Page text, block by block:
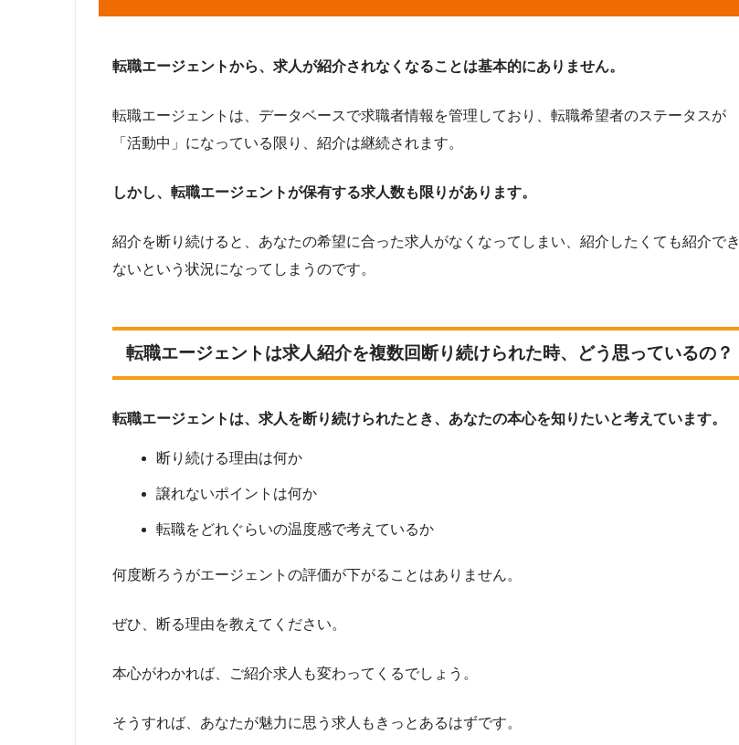
転職エージェントから、求人が紹介されなくなることは基本的にありません。
転職エージェントは、データベースで求職者情報を管理しており、転職希望者のステータスが
「活動中」になっている限り、紹介は継続されます。
しかし、転職エージェントが保有する求人数も限りがあります。
紹介を断り続けると、あなたの希望に合った求人がなくなってしまい、紹介したくても紹介でき
ないという状況になってしまうのです。
転職エージェントは求人紹介を複数回断り続けられた時、どう思っているの？
転職エージェントは、求人を断り続けられたとき、あなたの本心を知りたいと考えています。
断り続ける理由は何か
譲れないポイントは何か
転職をどれぐらいの温度感で考えているか
何度断ろうがエージェントの評価が下がることはありません。
ぜひ、断る理由を教えてください。
本心がわかれば、ご紹介求人も変わってくるでしょう。
そうすれば、あなたが魅力に思う求人もきっとあるはずです。